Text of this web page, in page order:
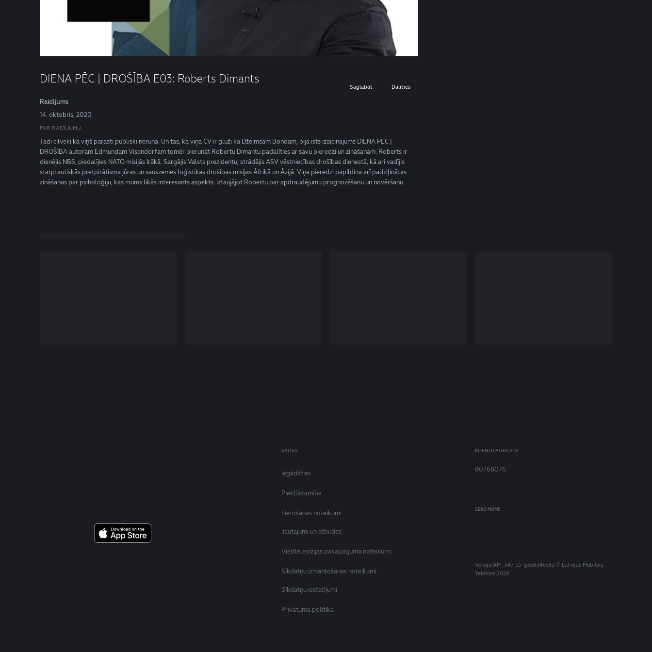
DIENA PĒC | DROŠĪBA E03: Roberts Dimants
Saglabāt Dalīties
Raidījums
14. oktobris, 2020
PAR RAIDĪJUMU
Tādi cilvēki kā viņš parasti publiski nerunā. Un tas, ka viņa CV ir gluži kā Džeimsam Bondam, bija īsts izaicinājums DIENA PĒC |
DROŠĪBA autoram Edmundam Visendorfam tomēr pierunāt Robertu Dimantu padalīties ar savu pieredzi un zināšanām. Roberts ir
dienējis NBS, piedalījies NATO misijās Irākā. Sargājis Valsts prezidentu, strādājis ASV vēstniecības drošības dienestā, kā arī vadījis
starptautiskās pretpirātisma jūras un sauszemes loģistikas drošības misijas Āfrikā un Āzijā. Viņa pieredzi papildina arī padziļinātas
zināšanas par psiholoģiju, kas mums likās interesants aspekts, iztaujājot Robertu par apdraudējumu prognozēšanu un novēršanu.
SAITES
Iegādāties
Piekļūstamība
Lietošanas noteikumi
Jautājumi un atbildes
Viedtelevīzijas pakalpojuma noteikumi
Sīkdatņu izmantošanas noteikumi
Sīkdatņu iestatījumi
Privātuma politika
KLIENTU ATBALSTS
80768076
SEKO MUMS
Versija API: v47-25-g3a834ec82© Latvijas Mobilais
Telefons 2026